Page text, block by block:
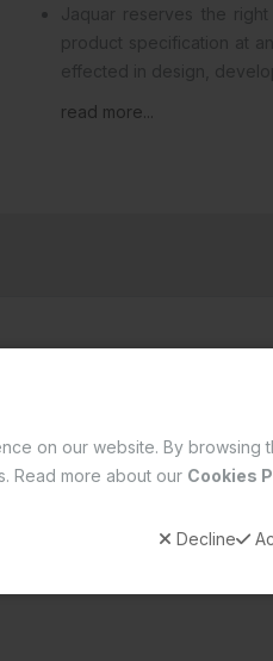
on our website. By browsing
Read more about our Cookies
Decline
read more...